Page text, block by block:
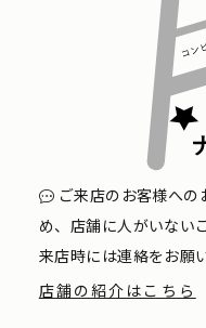
ご来店のお客様へ
め、店舗に人がいない
来店時には連絡をお願
店舗の紹介はこちら